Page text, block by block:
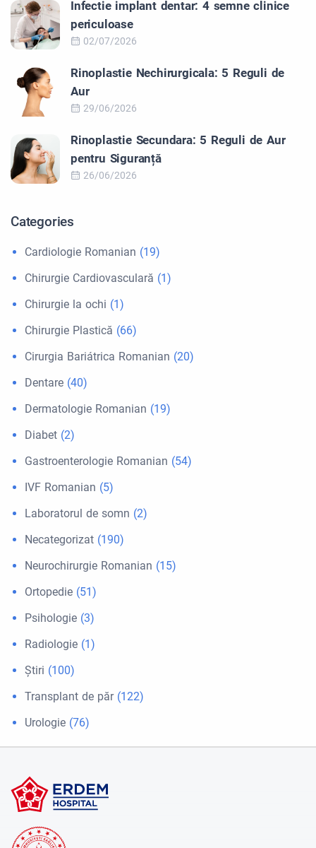
Infectie implant dentar: 4 semne clinice
periculoase
02/07/2026
Rinoplastie Nechirurgicala: 5 Reguli de
Aur
29/06/2026
Rinoplastie Secundara: 5 Reguli de Aur
pentru Siguranță
26/06/2026
Categories
Cardiologie Romanian (19)
Chirurgie Cardiovasculară (1)
Chirurgie la ochi (1)
Chirurgie Plastică (66)
Cirurgia Bariátrica Romanian (20)
Dentare (40)
Dermatologie Romanian (19)
Diabet (2)
Gastroenterologie Romanian (54)
IVF Romanian (5)
Laboratorul de somn (2)
Necategorizat (190)
Neurochirurgie Romanian (15)
Ortopedie (51)
Psihologie (3)
Radiologie (1)
Ştiri (100)
Transplant de păr(122)
Urologie (76)